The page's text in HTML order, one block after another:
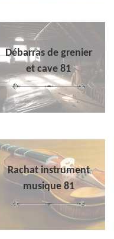
Débarras de grenier
et cave 81
Rachat instrument
musique 81